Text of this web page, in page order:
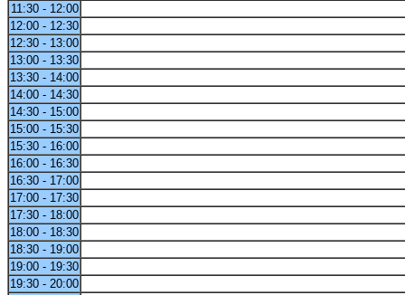
11:30 - 12:00
12:00 - 12:30
12:30 - 13:00
13:00 - 13:30
13:30 - 14:00
14:00 - 14:30
14:30 - 15:00
15:00 - 15:30
15:30 - 16:00
16:00 - 16:30
16:30 - 17:00
17:00 - 17:30
17:30 - 18:00
18:00 - 18:30
18:30 - 19:00
19:00 - 19:30
19:30 - 20:00